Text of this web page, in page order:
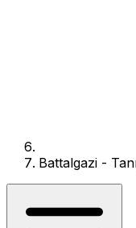
Battalgazi -